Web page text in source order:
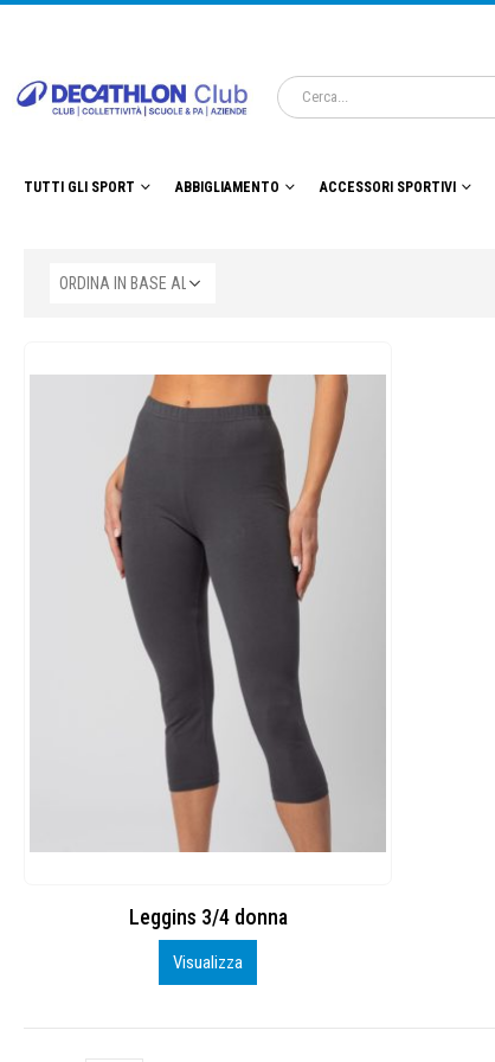
TUTTI GLI SPORT ABBIGLIAMENTO ACCESSORI SPORTIVI
Leggins 3/4 donna
Visualizza